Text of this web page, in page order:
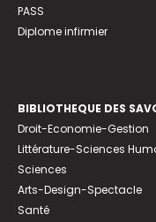
PASS
Diplome infirmier
BIBLIOTHEQUE DES
Droit-Economie-Gestion
Littérature-Sciences
Sciences
Arts-Design-Spectacle
Santé